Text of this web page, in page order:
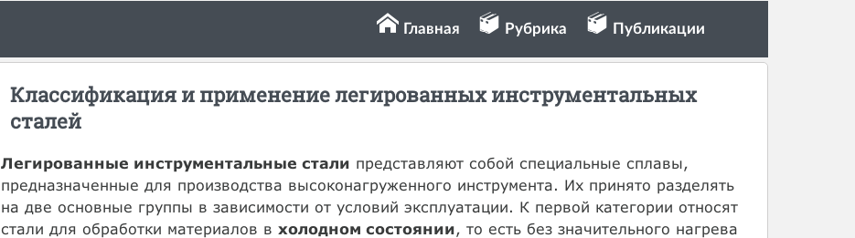
Главная Рубрика Публикации
Классификация и применение легированных инструментальных
сталей
Легированные инструментальные стали представляют собой специальные сплавы,
предназначенные для производства высоконагруженного инструмента. Их принято разделять
на две основные группы в зависимости от условий эксплуатации. К первой категории относят
стали для обработки материалов в холодном состоянии, то есть без значительного нагрева